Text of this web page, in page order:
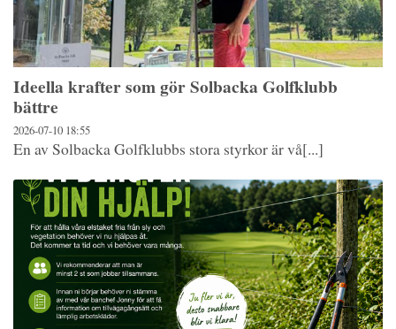
Ideella krafter som gör Solbacka Golfklubb
bättre
2026-07-10 18:55
En av Solbacka Golfklubbs stora styrkor är vå[...]